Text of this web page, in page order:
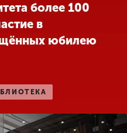
более 100
в
юбилею